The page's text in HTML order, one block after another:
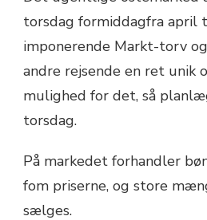
torsdag formiddagfra april
imponerende Markt-torv
andre rejsende en ret unik
mulighed for det, så
torsdag.
På markedet forhandler
fom priserne, og store
sælges.